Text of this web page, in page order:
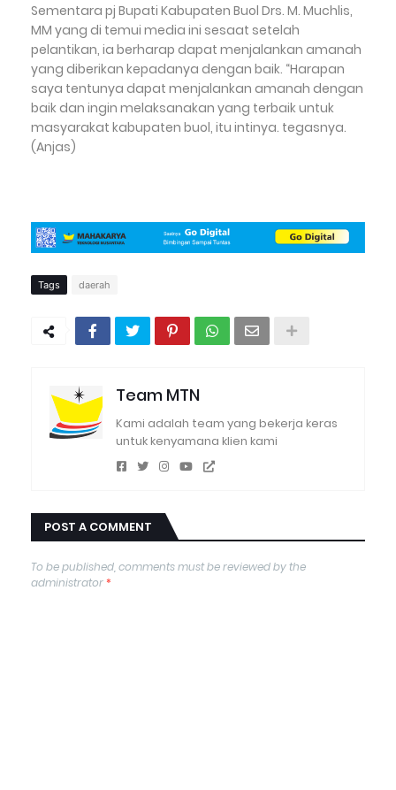
Sementara pj Bupati Kabupaten Buol Drs. M. Muchlis,
MM yang di temui media ini sesaat setelah
pelantikan, ia berharap dapat menjalankan amanah
yang diberikan kepadanya dengan baik. “Harapan
saya tentunya dapat menjalankan amanah dengan
baik dan ingin melaksanakan yang terbaik untuk
masyarakat kabupaten buol, itu intinya. tegasnya.
(Anjas)
Tags daerah
Team MTN
Kami adalah team yang bekerja keras
untuk kenyamana klien kami
POST A COMMENT
To be published, comments must be reviewed by the
administrator*